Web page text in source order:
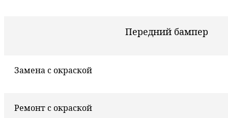
Передний бампер
Замена с окраской
Ремонт с окраской